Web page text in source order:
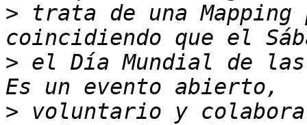
> trata de una
> el Día Mundial de las
> voluntario y